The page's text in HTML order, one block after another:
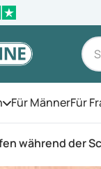
Öffnen Sie das
Für MännerFür
während der